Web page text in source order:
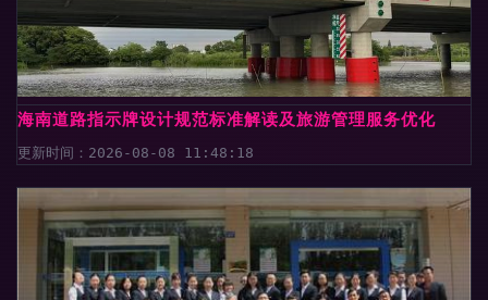
海南道路指示牌设计规范标准解读及旅游管理服务优化
更新时间：2026-08-08 11:48:18